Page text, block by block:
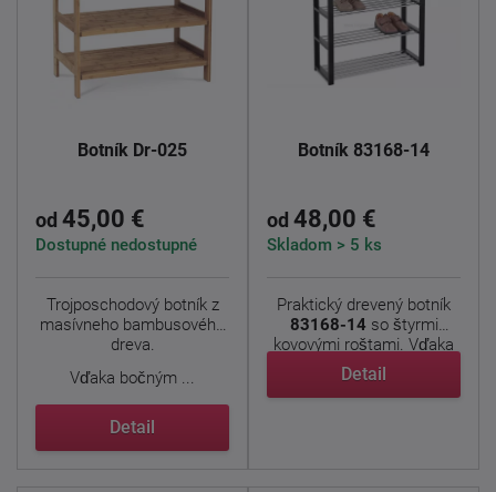
Botník Dr-025
od 45,00 €
Dostupné nedostupné
Trojposchodový botník z
masívneho bambusového
dreva.
Vďaka bočným ...
Detail
Botník 83168-14
od 48,00 €
Skladom > 5 ks
Praktický drevený botník
83168-14 so štyrmi
kovovými roštami. Vďaka
...
Detail